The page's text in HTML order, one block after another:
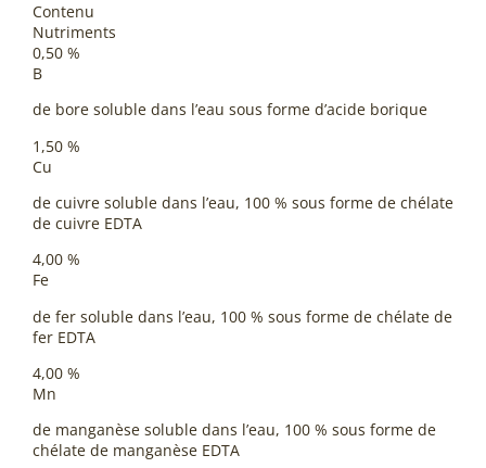
Contenu
Nutriments
0,50 %
B
de bore soluble dans l’eau sous forme d’acide borique
1,50 %
Cu
de cuivre soluble dans l’eau, 100 % sous forme de chélate
de cuivre EDTA
4,00 %
Fe
de fer soluble dans l’eau, 100 % sous forme de chélate de
fer EDTA
4,00 %
Mn
de manganèse soluble dans l’eau, 100 % sous forme de
chélate de manganèse EDTA